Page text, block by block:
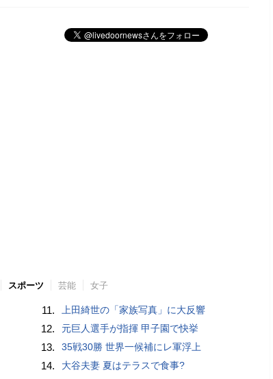
スポーツ 芸能 女子
11. 上田綺世の「家族写真」に大反響
12. 元巨人選手が指揮 甲子園で快挙
13. 35戦30勝 世界一候補にレ軍浮上
14. 大谷夫妻 夏はテラスで食事?